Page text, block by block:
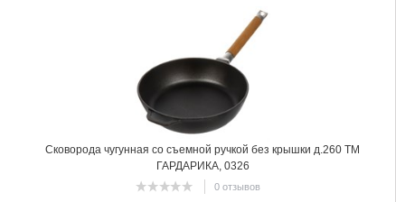
Сковорода чугунная со съемной ручкой без крышки д.260 ТМ
ГАРДАРИКА, 0326
0 отзывов